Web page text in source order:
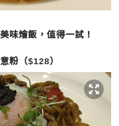
味燴飯，值得一試！
粉（$128）